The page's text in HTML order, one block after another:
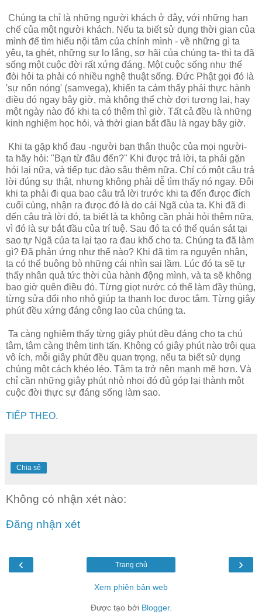
Chúng ta chỉ là những người khách ở đây, với những hạn
chế của một người khách. Nếu ta biết sử dụng thời gian của
mình để tìm hiểu nội tâm của chính mình - về những gì ta
yêu, ta ghét, những sự lo lắng, sợ hãi của chúng ta- thì ta đã
sống một cuộc đời rất xứng đáng. Một cuộc sống như thế
đòi hỏi ta phải có nhiều nghệ thuật sống. Đức Phật gọi đó là
'sự nôn nóng' (samvega), khiến ta cảm thấy phải thực hành
điều đó ngay bây giờ, mà không thể chờ đợi tương lai, hay
một ngày nào đó khi ta có thêm thì giờ. Tất cả đều là những
kinh nghiệm học hỏi, và thời gian bắt đầu là ngay bây giờ.
Khi ta gặp khổ đau -người bạn thân thuộc của mọi người-
ta hãy hỏi: "Bạn từ đâu đến?" Khi đưọc trả lời, ta phải gặn
hỏi lại nữa, và tiếp tục đào sâu thêm nữa. Chỉ có một câu trả
lời đúng sự thật, nhưng không phải dễ tìm thấy nó ngay. Đôi
khi ta phải đi qua bao câu trả lời trước khi ta đến đưọc đích
cuối cùng, nhận ra đưọc đó là do cái Ngã của ta. Khi đã đi
đến câu trả lời đó, ta biết là ta không cần phải hỏi thêm nữa,
vì đó là sự bắt đầu của trí tuệ. Sau đó ta có thể quán sát tại
sao tự Ngã của ta lại tạo ra đau khổ cho ta. Chúng ta đã làm
gì? Đã phản ứng như thế nào? Khi đã tìm ra nguyên nhân,
ta có thể buông bò những cái nhìn sai lầm. Lúc đó ta sẽ tự
thấy nhân quả tức thời của hành động mình, và ta sẽ không
bao giờ quên điều đó. Từng giọt nước có thể làm đầy thùng,
từng sửa đổi nho nhỏ giúp ta thanh lọc đưọc tâm. Từng giây
phút đều xứng đáng công lao của chúng ta.
Ta càng nghiệm thấy từng giây phút đều đáng cho ta chú
tâm, tâm càng thêm tinh tấn. Không có giây phút nào trôi qua
vô ích, mỗi giây phút đều quan trọng, nếu ta biết sử dụng
chúng một cách khéo léo. Tâm ta trở nên mạnh mẽ hơn. Và
chỉ cần những giây phút nhỏ nhoi đó đủ góp lại thành một
cuộc đời thực sự đáng sống làm sao.
TIẾP THEO.
Chia sẻ
Không có nhận xét nào:
Đăng nhận xét
‹ ›
Trang chủ
Xem phiên bản web
Được tạo bởi Blogger.